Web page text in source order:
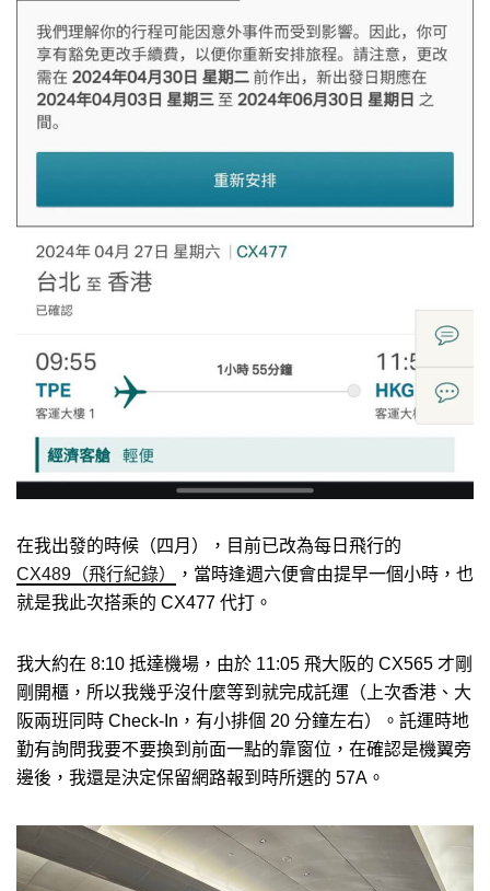
在我出發的時候（四月），目前已改為每日飛行的
CX489（飛行紀錄）
，當時逢週六便會由提早一個小時，也
就是我此次搭乘的 CX477 代打。
我大約在 8:10 抵達機場，由於 11:05 飛大阪的 CX565 才剛
剛開櫃，所以我幾乎沒什麼等到就完成託運（上次香港、大
阪兩班同時 Check-In，有小排個 20 分鐘左右）。託運時地
勤有詢問我要不要換到前面一點的靠窗位，在確認是機翼旁
邊後，我還是決定保留網路報到時所選的 57A。